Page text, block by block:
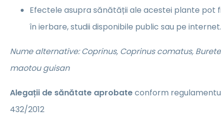
Efectele asupra sănătății ale acestei plante pot
în ierbare, studii disponibile public sau pe internet.
Nume alternative: Coprinus, Coprinus comatus,
maotou guisan
Alegații de sănătate aprobateconform
432/2012